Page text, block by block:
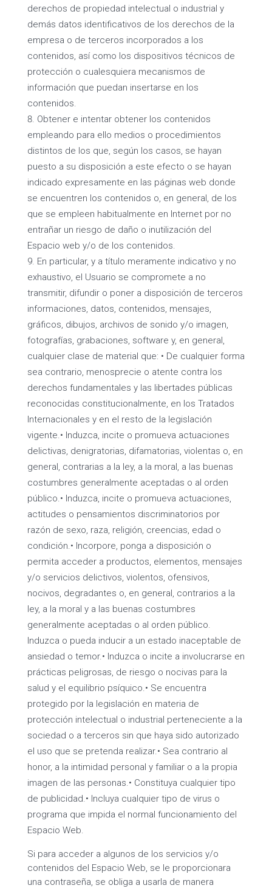
derechos de propiedad intelectual o industrial y
demás datos identificativos de los derechos de la
empresa o de terceros incorporados a los
contenidos, así como los dispositivos técnicos de
protección o cualesquiera mecanismos de
información que puedan insertarse en los
contenidos.
Obtener e intentar obtener los contenidos
empleando para ello medios o procedimientos
distintos de los que, según los casos, se hayan
puesto a su disposición a este efecto o se hayan
indicado expresamente en las páginas web donde
se encuentren los contenidos o, en general, de los
que se empleen habitualmente en Internet por no
entrañar un riesgo de daño o inutilización del
Espacio web y/o de los contenidos.
En particular, y a título meramente indicativo y no
exhaustivo, el Usuario se compromete a no
transmitir, difundir o poner a disposición de terceros
informaciones, datos, contenidos, mensajes,
gráficos, dibujos, archivos de sonido y/o imagen,
fotografías, grabaciones, software y, en general,
cualquier clase de material que: • De cualquier forma
sea contrario, menosprecie o atente contra los
derechos fundamentales y las libertades públicas
reconocidas constitucionalmente, en los Tratados
Internacionales y en el resto de la legislación
vigente.• Induzca, incite o promueva actuaciones
delictivas, denigratorias, difamatorias, violentas o, en
general, contrarias a la ley, a la moral, a las buenas
costumbres generalmente aceptadas o al orden
público.• Induzca, incite o promueva actuaciones,
actitudes o pensamientos discriminatorios por
razón de sexo, raza, religión, creencias, edad o
condición.• Incorpore, ponga a disposición o
permita acceder a productos, elementos, mensajes
y/o servicios delictivos, violentos, ofensivos,
nocivos, degradantes o, en general, contrarios a la
ley, a la moral y a las buenas costumbres
generalmente aceptadas o al orden público.
Induzca o pueda inducir a un estado inaceptable de
ansiedad o temor.• Induzca o incite a involucrarse en
prácticas peligrosas, de riesgo o nocivas para la
salud y el equilibrio psíquico.• Se encuentra
protegido por la legislación en materia de
protección intelectual o industrial perteneciente a la
sociedad o a terceros sin que haya sido autorizado
el uso que se pretenda realizar.• Sea contrario al
honor, a la intimidad personal y familiar o a la propia
imagen de las personas.• Constituya cualquier tipo
de publicidad.• Incluya cualquier tipo de virus o
programa que impida el normal funcionamiento del
Espacio Web.
Si para acceder a algunos de los servicios y/o
contenidos del Espacio Web, se le proporcionara
una contraseña, se obliga a usarla de manera